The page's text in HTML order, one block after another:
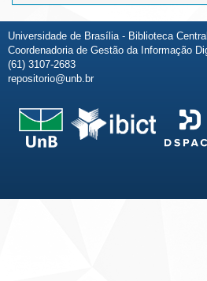
Universidade de Brasília - Biblioteca Central
Coordenadoria de Gestão da Informação
(61) 3107-2683
repositorio@unb.br